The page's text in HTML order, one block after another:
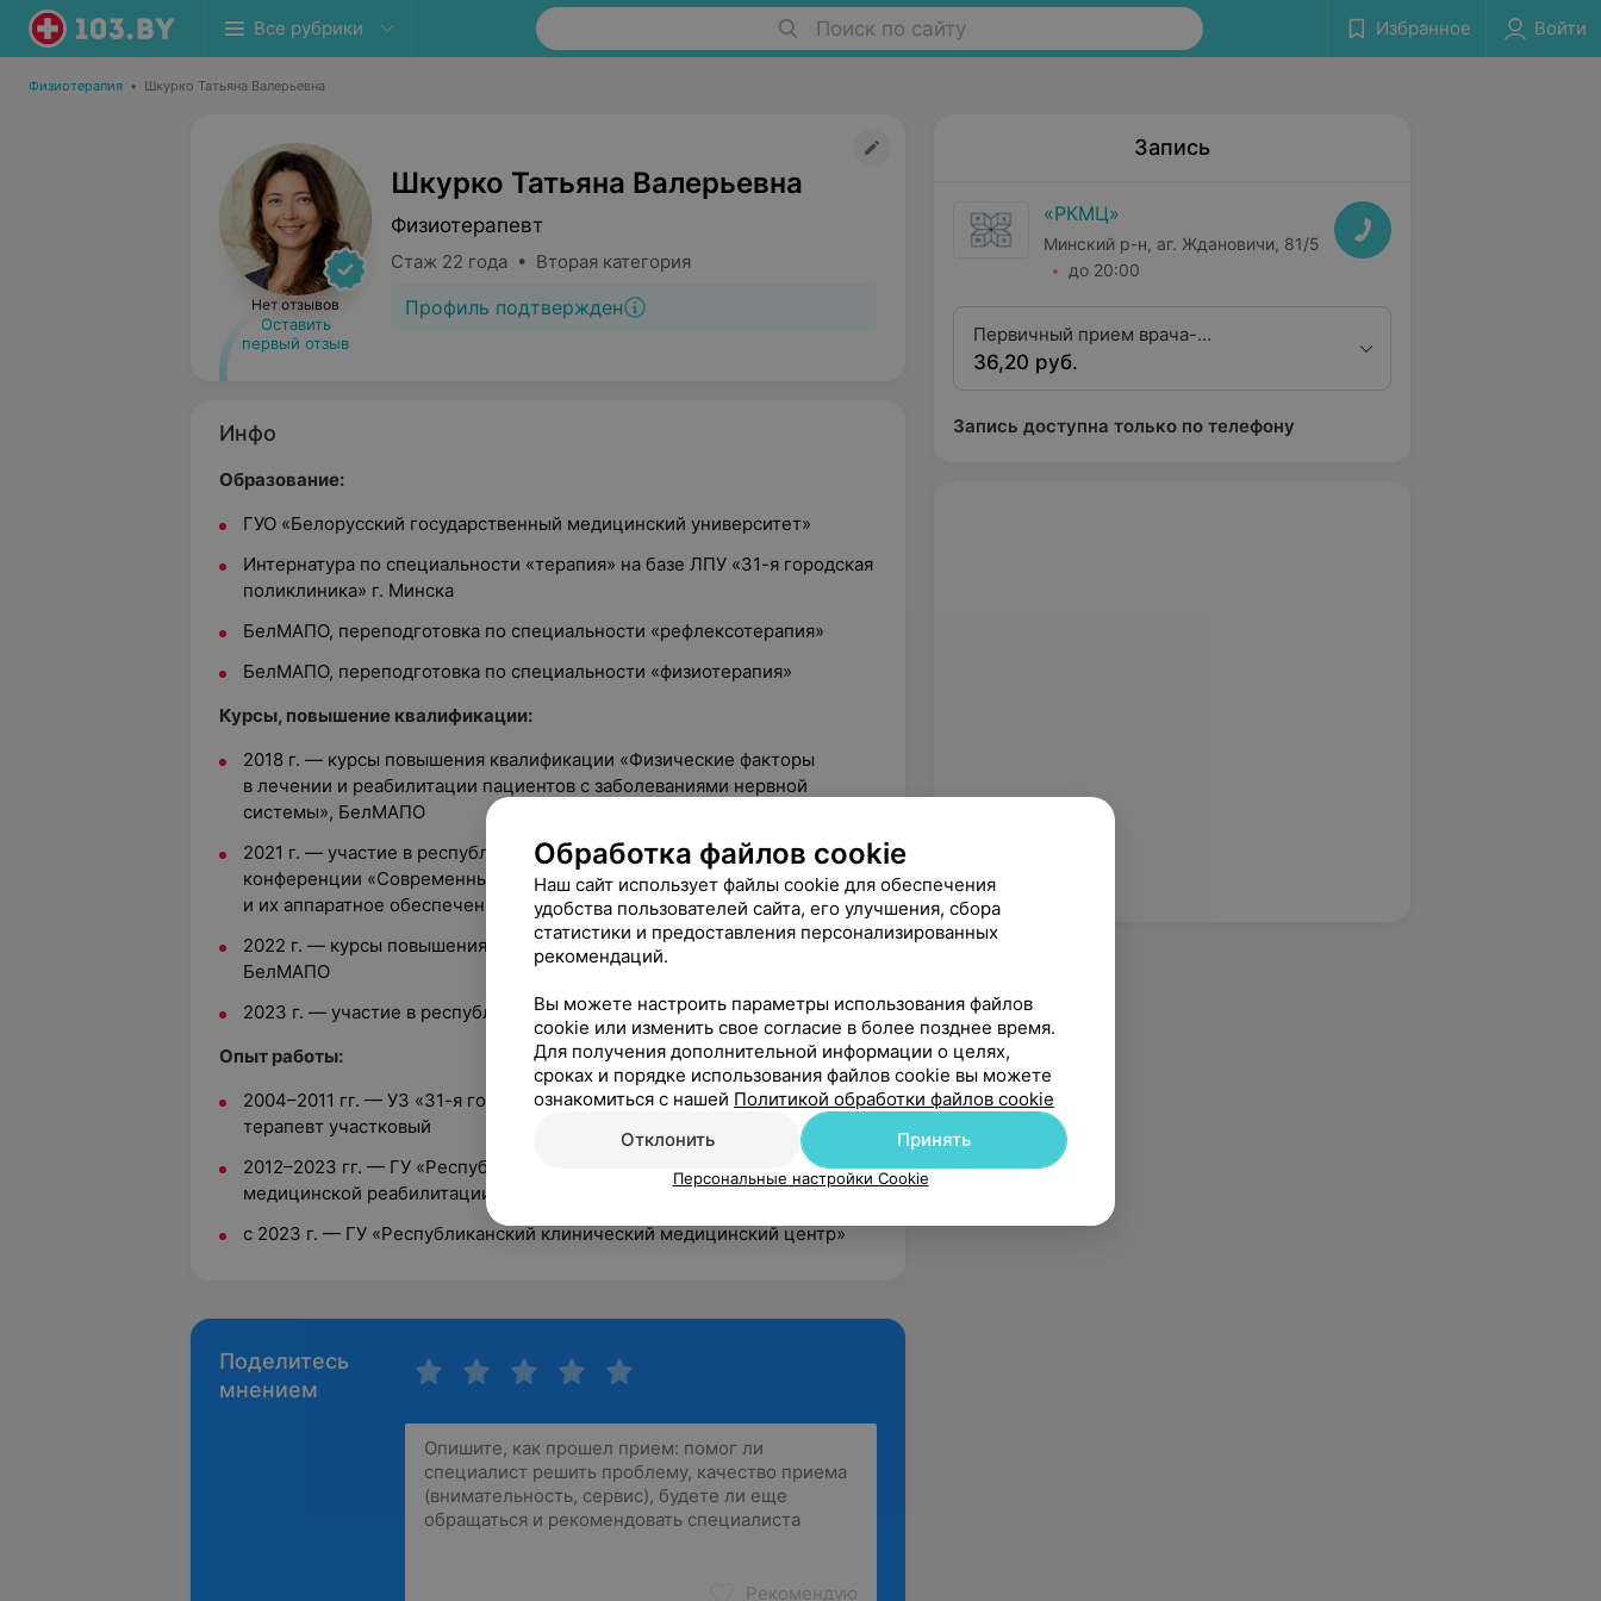
Все рубрики Поиск по сайту Избранное Войти
Физиотерапия • Шкурко Татьяна Валерьевна
Нет отзывов
Оставить
первый отзыв
Шкурко Татьяна Валерьевна
Физиотерапевт
Стаж 22 года • Вторая категория
Профиль подтвержден
Инфо
Образование:
ГУО «Белорусский государственный медицинский университет»
Интернатура по специальности «терапия» на базе ЛПУ «31-я городская
поликлиника» г. Минска
БелМАПО, переподготовка по специальности «рефлексотерапия»
БелМАПО, переподготовка по специальности «физиотерапия»
Курсы, повышение квалификации:
2018 г. — курсы повышения квалификации «Физические факторы
в лечении и реабилитации пациентов с заболеваниями нервной
системы», БелМАПО
2021 г. — участие в республиканской научно-практической
конференции «Современные технологии физиотерапии
и их аппаратное обеспечение», БелМАПО
2022 г. — курсы повышения квалификации «Ударно-волновая терапия»,
БелМАПО
2023 г. — участие в республиканской научно-практической
Опыт работы:
2004–2011 гг. — УЗ «31-я городская поликлиника» г. Минска, врач-
терапевт участковый
2012–2023 гг. — ГУ «Республиканская клиническая больница
медицинской реабилитации», дер. Аксаковщина
с 2023 г. — ГУ «Республиканский клинический медицинский центр»
Поделитесь
мнением
Рекомендую
Запись
«РКМЦ»
Минский р-н, аг. Ждановичи, 81/5
до 20:00
Первичный прием врача-
физиотерапевта
36,20 руб.
Запись доступна только по телефону
Обработка файлов cookie
Наш сайт использует файлы cookie для обеспечения
удобства пользователей сайта, его улучшения, сбора
статистики и предоставления персонализированных
рекомендаций.
Вы можете настроить параметры использования файлов
cookie или изменить свое согласие в более позднее время.
Для получения дополнительной информации о целях,
сроках и порядке использования файлов cookie вы можете
ознакомиться с нашей Политикой обработки файлов cookie
Отклонить
Принять
Персональные настройки Cookie